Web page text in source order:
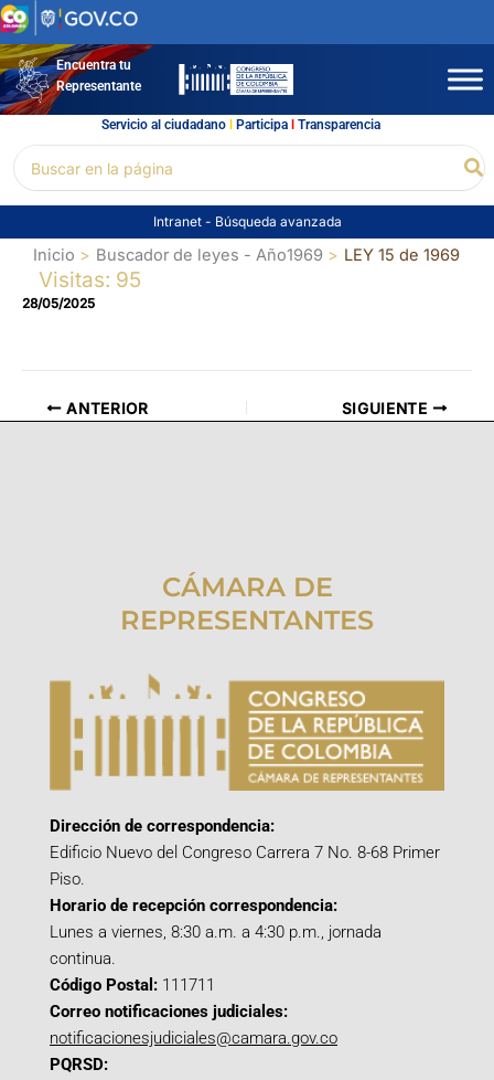
Ir
al
contenidoEncuentra tu
Representante
Servicio al ciudadano l Participal Transparencia
por:
Intranet - Búsqueda avanzada
Inicio Buscador de leyes - Año1969 LEY 15 de 1969
Visitas: 95
28/05/2025
ANTERIOR SIGUIENTE
CÁMARA DE
REPRESENTANTES
Dirección de correspondencia:
Edificio Nuevo del Congreso Carrera 7 No. 8-68 Primer
Piso.
Horario de recepción correspondencia:
Lunes a viernes, 8:30 a.m. a 4:30 p.m., jornada
continua.
Código Postal: 111711
Correo notificaciones judiciales:
notificacionesjudiciales@camara.gov.co
PQRSD: